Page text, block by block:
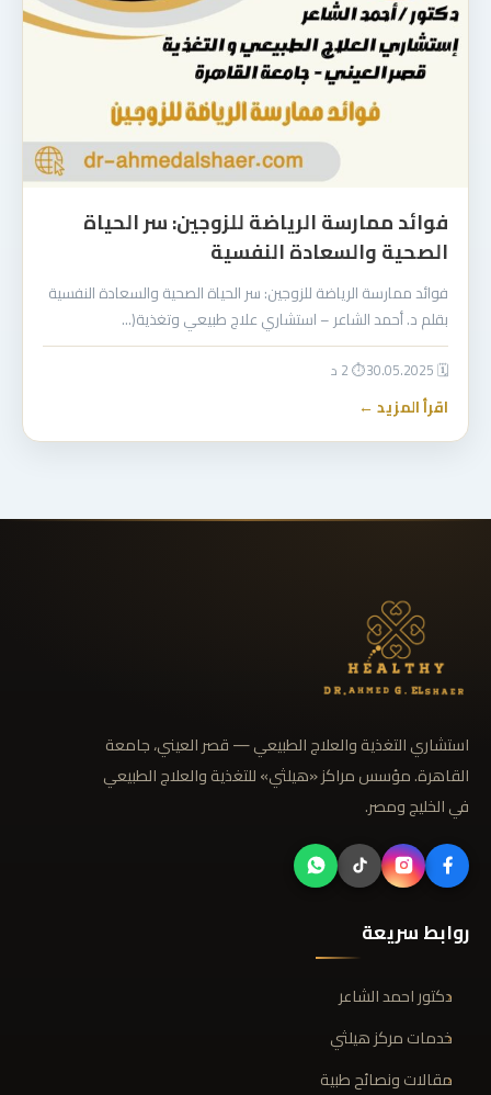
فوائد ممارسة الرياضة للزوجين: سر الحياة
الصحية والسعادة النفسية
فوائد ممارسة الرياضة للزوجين: سر الحياة الصحية والسعادة النفسية
بقلم د. أحمد الشاعر – استشاري علاج طبيعي وتغذية(…
🗓 30.05.2025 ⏱ 2 د
اقرأ المزيد ←
استشاري التغذية والعلاج الطبيعي — قصر العيني، جامعة
القاهرة. مؤسس مراكز «هيلثي» للتغذية والعلاج الطبيعي
في الخليج ومصر.
روابط سريعة
دكتور احمد الشاعر
خدمات مركز هيلثي
مقالات ونصائح طبية